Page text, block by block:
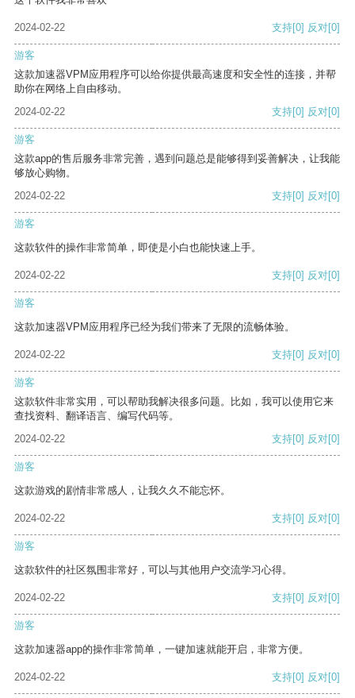
2024-02-22 支持[0] 反对[0]
游客
这款加速器VPM应用程序可以给你提供最高速度和安全性的连接，并帮
助你在网络上自由移动。
2024-02-22
支持[0] 反对[0]
游客
这款app的售后服务非常完善，遇到问题总是能够得到妥善解决，让我能
够放心购物。
2024-02-22
支持[0] 反对[0]
游客
这款软件的操作非常简单，即使是小白也能快速上手。
2024-02-22 支持[0] 反对[0]
游客
这款加速器VPM应用程序已经为我们带来了无限的流畅体验。
2024-02-22 支持[0] 反对[0]
游客
这款软件非常实用，可以帮助我解决很多问题。比如，我可以使用它来
查找资料、翻译语言、编写代码等。
2024-02-22
支持[0] 反对[0]
游客
这款游戏的剧情非常感人，让我久久不能忘怀。
2024-02-22 支持[0] 反对[0]
游客
这款软件的社区氛围非常好，可以与其他用户交流学习心得。
2024-02-22 支持[0] 反对[0]
游客
这款加速器app的操作非常简单，一键加速就能开启，非常方便。
2024-02-22 支持[0] 反对[0]